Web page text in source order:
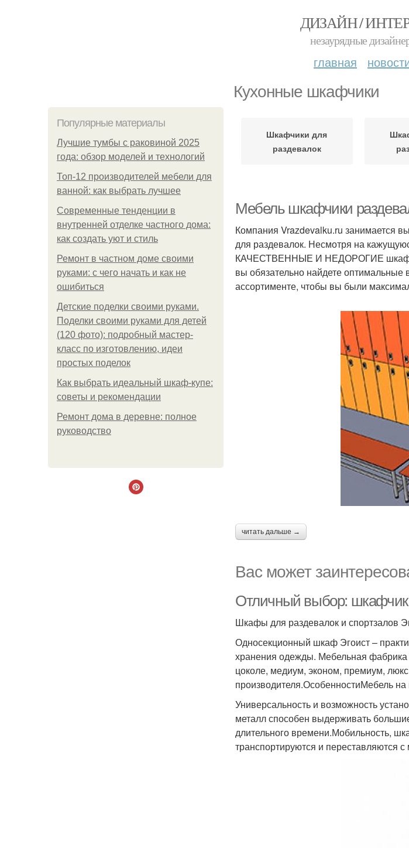
ДИЗАЙН /
незаурядные
главная
Кухонные шкафчики
Популярные материалы
Лучшие тумбы с раковиной 2025
года: обзор моделей и технологий
Топ-12 производителей мебели для
ванной: как выбрать лучшее
Современные тенденции в
внутренней отделке частного дома:
как создать уют и стиль
Ремонт в частном доме своими
руками: с чего начать и как не
ошибиться
Детские поделки своими руками.
Поделки своими руками для детей
(120 фото): подробный мастер-
класс по изготовлению, идеи
простых поделок
Как выбрать идеальный шкаф-купе:
советы и рекомендации
Ремонт дома в деревне: полное
руководство
Шкафчики для
раздевалок
Мебель шкафчики
Компания Vrazdevalku.ru занимается
для раздевалок. Несмотря на
КАЧЕСТВЕННЫЕ И НЕДОРОГИЕ
вы обязательно найдете
ассортименте, чтобы вы были
читать дальше →
Вас может
Отличный выбор: шкафчик
Шкафы для раздевалок и спортзалов
Односекционный шкаф Эгоист –
хранения одежды. Мебельная фабрика
цоколе, медиум, эконом, премиум,
производителя.ОсобенностиМебель
Универсальность и возможность
металл способен выдерживать
длительного времени.Мобильность,
транспортируются и переставляются с